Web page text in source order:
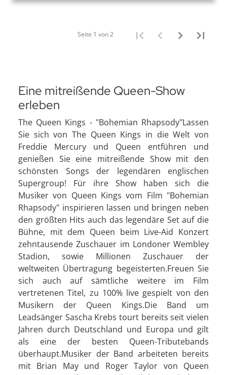
Seite 1 von 2
Eine mitreißende Queen-Show
erleben
The Queen Kings - "Bohemian Rhapsody"Lassen
Sie sich von The Queen Kings in die Welt von
Freddie Mercury und Queen entführen und
genießen Sie eine mitreißende Show mit den
schönsten Songs der legendären englischen
Supergroup! Für ihre Show haben sich die
Musiker von Queen Kings vom Film "Bohemian
Rhapsody" inspirieren lassen und bringen neben
den größten Hits auch das legendäre Set auf die
Bühne, mit dem Queen beim Live-Aid Konzert
zehntausende Zuschauer im Londoner Wembley
Stadion, sowie Millionen Zuschauer der
weltweiten Übertragung begeisterten.Freuen Sie
sich auch auf sämtliche weitere im Film
vertretenen Titel, zu 100% live gespielt von den
Musikern der Queen Kings.Die Band um
Leadsänger Sascha Krebs tourt bereits seit vielen
Jahren durch Deutschland und Europa und gilt
als eine der besten Queen-Tributebands
überhaupt.Musiker der Band arbeiteten bereits
mit Brian May und Roger Taylor von Queen